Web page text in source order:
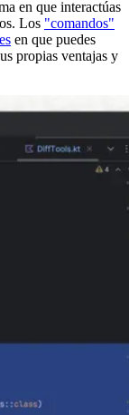
en que interactúas
Los "comandos"
en que puedes
propias ventajas y